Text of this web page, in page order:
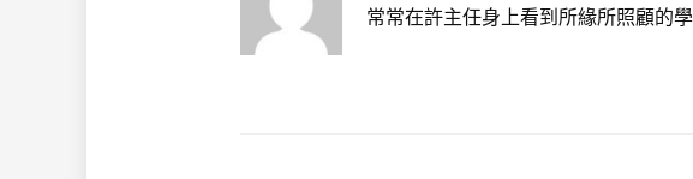
常常在許主任身上看到所緣所照顧的